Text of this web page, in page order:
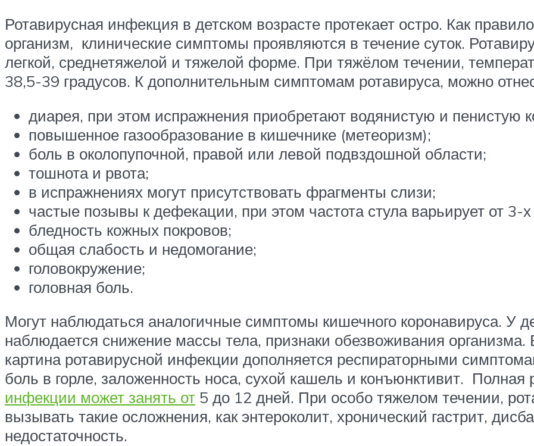
Ротавирусная инфекция в детском возрасте протекает остро. Как
организм, клинические симптомы проявляются в течение суток.
легкой, среднетяжелой и тяжелой форме. При тяжёлом течении,
38,5-39 градусов. К дополнительным симптомам ротавируса, можно
диарея, при этом испражнения приобретают водянистую и пенистую
повышенное газообразование в кишечнике (метеоризм);
боль в околопупочной, правой или левой подвздошной области;
тошнота и рвота;
в испражнениях могут присутствовать фрагменты слизи;
частые позывы к дефекации, при этом частота стула варьирует от 3-х
бледность кожных покровов;
общая слабость и недомогание;
головокружение;
головная боль.
Могут наблюдаться аналогичные симптомы кишечного коронавируса. У
наблюдается снижение массы тела, признаки обезвоживания организма.
картина ротавирусной инфекции дополняется респираторными
боль в горле, заложенность носа, сухой кашель и конъюнктивит. Полная
инфекции может занять от 5 до 12 дней. При особо тяжелом течении,
вызывать такие осложнения, как энтероколит, хронический гастрит,
недостаточность.